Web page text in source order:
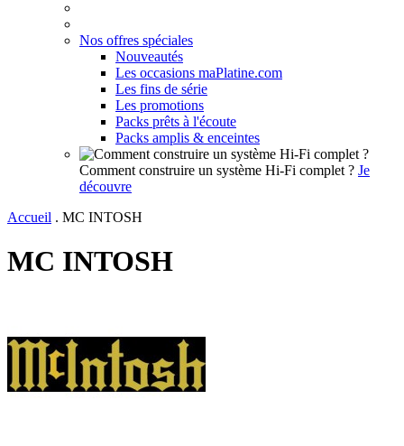
Nos offres spéciales
Nouveautés
Les occasions maPlatine.com
Les fins de série
Les promotions
Packs prêts à l'écoute
Packs amplis & enceintes
Comment construire un système Hi-Fi complet ? Je
découvre
Accueil . MC INTOSH
MC INTOSH